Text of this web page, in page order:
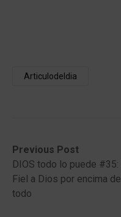
Articulodeldia
Post
navigation
Previous Post
Previous
post:DIOS todo lo puede #35:
Fiel a Dios por encima de
todo
Next
post: